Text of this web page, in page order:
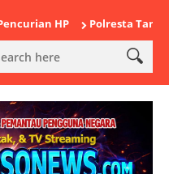
Polresta Tangerang